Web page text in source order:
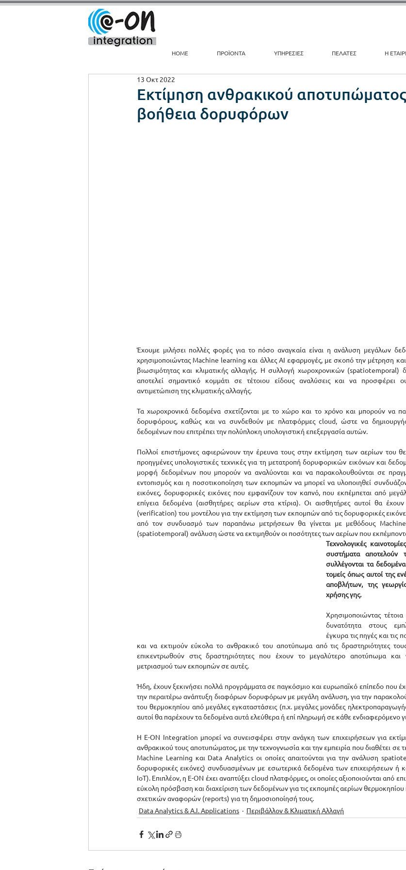
HOME ΠΡΟΪΟΝΤΑ ΥΠΗΡΕΣΙΕΣ ΠΕΛΑΤΕΣ Η
Εκτίμηση ανθρακικού
βοήθεια δορυφόρων
13 Οκτ 2022
Έχουμε μιλήσει πολλές φορές για το πόσο αναγκαία είναι η ανάλυση μεγάλων
χρησιμοποιώντας Machine learning και άλλες AI εφαρμογές, με σκοπό την μέτρηση
βιωσιμότητας και κλιματικής αλλαγής. Η συλλογή χωροχρονικών (spatiotemporal)
αποτελεί σημαντικό κομμάτι σε τέτοιου είδους αναλύσεις και να προσφέρει
αντιμετώπιση της κλιματικής αλλαγής.
Τα χωροχρονικά δεδομένα σχετίζονται με το χώρο και το χρόνο και μπορούν να
δορυφόρους, καθώς και να συνδεθούν με πλατφόρμες cloud, ώστε να
δεδομένων που επιτρέπει την πολύπλοκη υπολογιστική επεξεργασία αυτών.
Πολλοί επιστήμονες αφιερώνουν την έρευνα τους στην εκτίμηση των αερίων του
προηγμένες υπολογιστικές τεχνικές για τη μετατροπή δορυφορικών εικόνων και
μορφή δεδομένων που μπορούν να αναλύονται και να παρακολουθούνται σε
εντοπισμός και η ποσοτικοποίηση των εκπομπών να μπορεί να υλοποιηθεί
εικόνες, δορυφορικές εικόνες που εμφανίζουν τον καπνό, που εκπέμπεται από
επίγεια δεδομένα (αισθητήρες αερίων στα κτίρια). Οι αισθητήρες αυτοί θα
(verification) του μοντέλου για την εκτίμηση των εκπομπών από τις δορυφορικές
από τον συνδυασμό των παραπάνω μετρήσεων θα γίνεται με μεθόδους
(spatiotemporal) ανάλυση ώστε να εκτιμηθούν οι ποσότητες των αερίων που
Τεχνολογικές
συστήματα
συλλέγονται τα
τομείς όπως αυτοί της
αποβλήτων, της
χρήσης γης.
Χρησιμοποιώντας
δυνατότητα στους
έγκυρα τις πηγές και
και να εκτιμούν εύκολα το ανθρακικό του αποτύπωμα από τις δραστηριότητες
επικεντρωθούν στις δραστηριότητες που έχουν το μεγαλύτερο αποτύπωμα και
μετριασμού των εκπομπών σε αυτές.
Ήδη, έχουν ξεκινήσει πολλά προγράμματα σε παγκόσμιο και ευρωπαϊκό επίπεδο που
την περαιτέρω ανάπτυξη διαφόρων δορυφόρων με μεγάλη ανάλυση, για την
του θερμοκηπίου από μεγάλες εγκαταστάσεις (π.χ. μεγάλες μονάδες
αυτοί θα παρέχουν τα δεδομένα αυτά ελεύθερα ή επί πληρωμή σε κάθε ενδιαφερόμενο
Η E-ON Integration μπορεί να συνεισφέρει στην ανάγκη των επιχειρήσεων για
ανθρακικού τους αποτυπώματος, με την τεχνογνωσία και την εμπειρία που διαθέτει
Machine Learning και Data Analytics οι οποίες απαιτούνται για την ανάλυση
δορυφορικές εικόνες) συνδυασμένων με εσωτερικά δεδομένα των επιχειρήσεων ή
ΙοΤ). Επιπλέον, η E-ON έχει αναπτύξει cloud πλατφόρμες, οι οποίες αξιοποιούνται από
εύκολη πρόσβαση και διαχείριση των δεδομένων για τις εκπομπές αερίων
σχετικών αναφορών (reports) για τη δημοσιοποίησή τους.
Data Analytics & A.I. Applications
Περιβάλλον & Κλιματική Αλλαγή